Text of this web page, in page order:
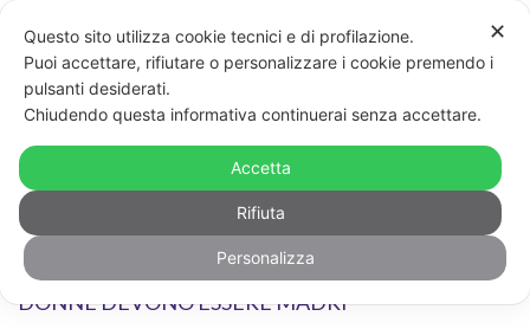
CERCA
Ricerca risultati per: "omofobia"
Non sei contento dei risultati? Cerca di nuovo con altre
parole chiave
ALVES, BRASILE: “I GAY? UN’ABERRAZIONE. LE
DONNE DEVONO ESSERE MADRI”
✕
Questo sito utilizza cookie tecnici e di profilazione.
Puoi accettare, rifiutare o personalizzare i cookie premendo i
pulsanti desiderati.
Chiudendo questa informativa continuerai senza accettare.
Accetta
Rifiuta
Personalizza